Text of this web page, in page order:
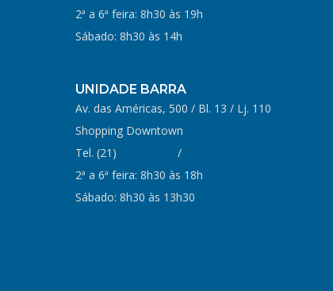
2ª a 6ª feira: 8h30 às 19h
Sábado: 8h30 às 14h
UNIDADE BARRA
Av. das Américas, 500 / Bl. 13 / Lj. 110
Shopping Downtown
Tel. (21)
/
2ª a 6ª feira: 8h30 às 18h
Sábado: 8h30 às 13h30